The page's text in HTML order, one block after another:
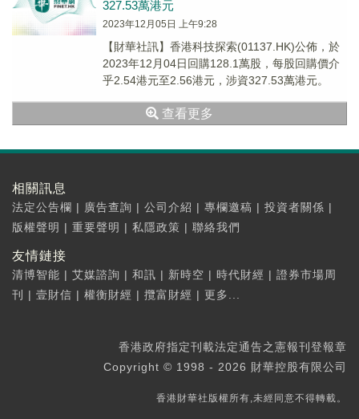
327.53萬港元
2023年12月05日 上午9:28
【財華社訊】香港科技探索(01137.HK)公佈，於
2023年12月04日回購128.1萬股，每股回購價介
乎2.54港元至2.56港元，涉資327.53萬港元。
查看更多
相關訊息
法定公告欄 | 廣告查詢 | 公司介紹 | 專欄邀稿 | 投資者關係 |
版權聲明 | 重要聲明 | 私隱政策 | 聯絡我們
友情鏈接
清博智能 | 艾媒諮詢 | 和訊 | 新時空 | 時代財經 | 證券市場周
刊
| 壹財信 | 權衡財經 | 攬富財經 | 更多...
香港政府指定刊載法定通告之憲報刊登報章
Copyright © 1998 - 2026 財華控股有限公司
香港財華社版權所有,未經同意不得轉載。